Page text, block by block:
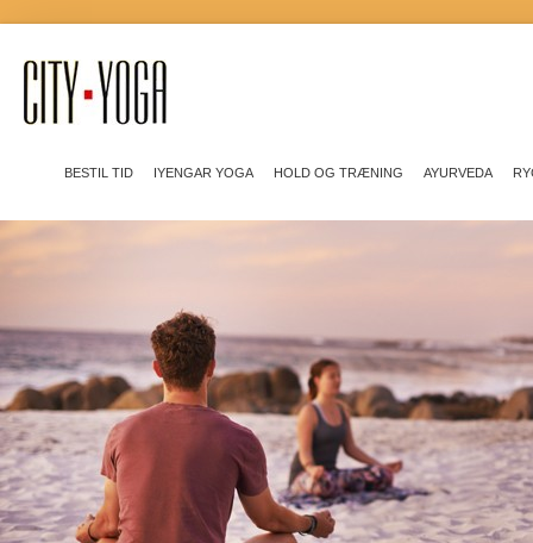
BESTIL TID IYENGAR YOGA HOLD OG TRÆNING AYURVEDA